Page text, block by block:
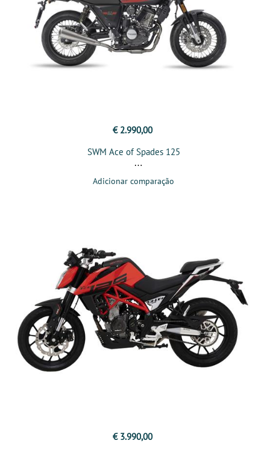
€ 2.990,00
SWM Ace of Spades 125
Adicionar comparação
€ 3.990,00